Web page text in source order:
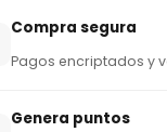
Compra segura
Pagos encriptados y
Genera puntos